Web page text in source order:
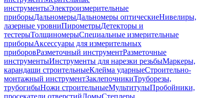
инструментыЭлектроизмерительные
приборыДальномерыДальномеры оптическиеНивелиры,
лазерные уровниПирометрыДетекторы и
тестерыТолщиномерыСпециальные измерительные
приборыАксессуары для измерительных
приборовРазметочный инструментРазметочные
инструментыИнструменты для нарезки резьбыМаркеры,
карандаши строительныеКлейма ударныеСтроительно-
монтажный инструментЗаклепочникиТруборезы,
трубогибыНожи строительныеМультитулыПробойники,
просекатели отверстийЛомыСтеплеры